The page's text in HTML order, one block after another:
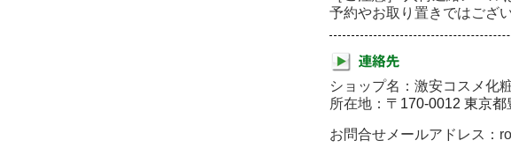
予約やお取り置きではござ
ショップ名：激安コスメ化
所在地： 〒170-0012 東京
お問合せメールアドレス：